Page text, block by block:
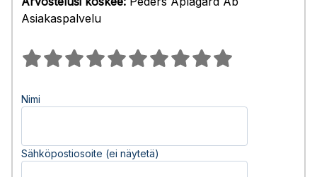
Asiakaspalvelu
Nimi
Sähköpostiosoite (ei näytetä)